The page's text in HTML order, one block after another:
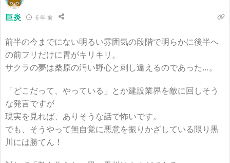
巨炎 6 年 前
前半の今までにない明るい雰囲気の段階で明らかに後半へ
の前フリだけに胃がキリキリ。
サクラの夢は桑原の汚い野心と刺し違えるのであった…。
「どこだって、やっている」とか建設業界を敵に回しそう
な発言ですが
現実を見れば、ありそうな話で怖いです。
でも、そうやって無自覚に悪意を振りかざしている限り黒
川には勝てん！